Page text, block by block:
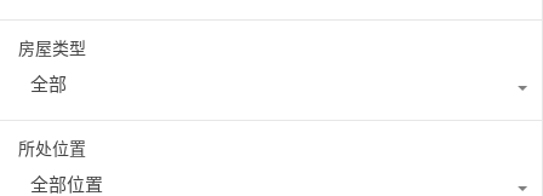
房屋类型
全部
所处位置
全部位置